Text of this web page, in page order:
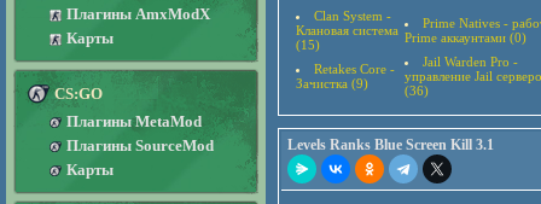
Clan System -
Клановая система
(15)
Prime Natives -
Prime аккаунтами (0)
Retakes Core -
Зачистка (9)
Jail Warden Pro -
управление Jail
(36)
Levels Ranks Blue Screen Kill 3.1
Плагины AmxModX
Карты
CS:GO
Плагины MetaMod
Плагины SourceMod
Карты